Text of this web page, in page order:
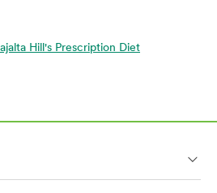
Hill's Prescription Diet